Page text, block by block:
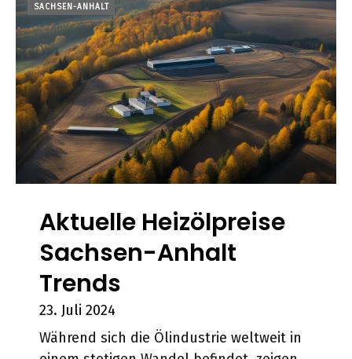
SACHSEN-ANHALT
Aktuelle Heizölpreise
Sachsen-Anhalt
Trends
23. Juli 2024
Während sich die Ölindustrie weltweit in